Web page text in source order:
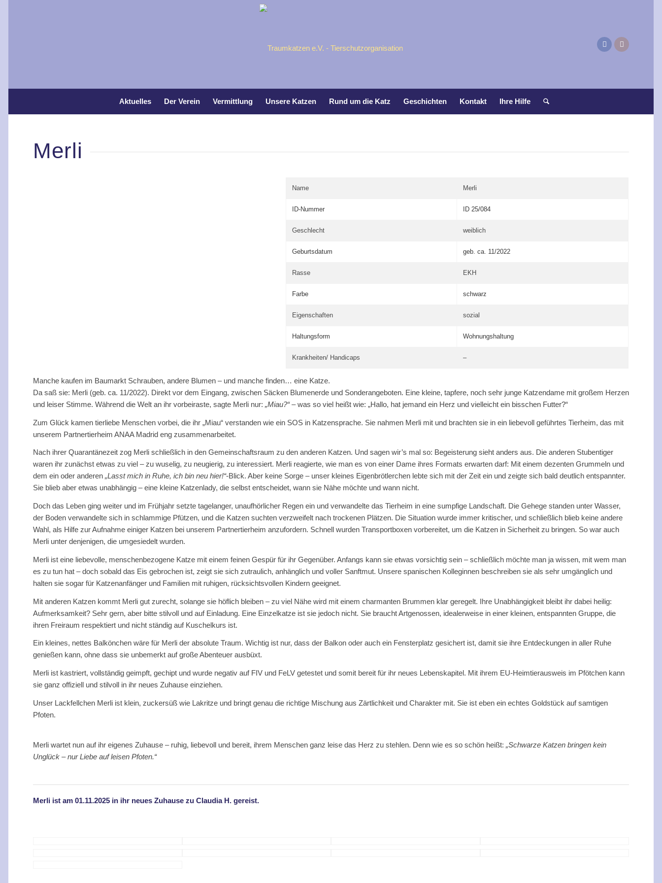
Aktuelles Der Verein Vermittlung Unsere Katzen Rund um die Katz Geschichten Kontakt Ihre Hilfe
Merli
Name Merli
ID-Nummer ID 25/084
Geschlecht weiblich
Geburtsdatum geb. ca. 11/2022
Rasse EKH
Farbe schwarz
Eigenschaften sozial
Haltungsform Wohnungshaltung
Krankheiten/ Handicaps –
Manche kaufen im Baumarkt Schrauben, andere Blumen – und manche finden… eine Katze.
Da saß sie: Merli (geb. ca. 11/2022). Direkt vor dem Eingang, zwischen Säcken Blumenerde und Sonderangeboten. Eine kleine, tapfere, noch sehr junge Katzendame mit großem Herzen
und leiser Stimme. Während die Welt an ihr vorbeiraste, sagte Merli nur: „Miau?“– was so viel heißt wie: „Hallo, hat jemand ein Herz und vielleicht ein bisschen Futter?“
Zum Glück kamen tierliebe Menschen vorbei, die ihr „Miau“ verstanden wie ein SOS in Katzensprache. Sie nahmen Merli mit und brachten sie in ein liebevoll geführtes Tierheim, das mit
unserem Partnertierheim ANAA Madrid eng zusammenarbeitet.
Nach ihrer Quarantänezeit zog Merli schließlich in den Gemeinschaftsraum zu den anderen Katzen. Und sagen wir’s mal so: Begeisterung sieht anders aus. Die anderen Stubentiger
waren ihr zunächst etwas zu viel – zu wuselig, zu neugierig, zu interessiert. Merli reagierte, wie man es von einer Dame ihres Formats erwarten darf: Mit einem dezenten Grummeln und
dem ein oder anderen „Lasst mich in Ruhe, ich bin neu hier!“-Blick. Aber keine Sorge – unser kleines Eigenbrötlerchen lebte sich mit der Zeit ein und zeigte sich bald deutlich entspannter.
Sie blieb aber etwas unabhängig – eine kleine Katzenlady, die selbst entscheidet, wann sie Nähe möchte und wann nicht.
Doch das Leben ging weiter und im Frühjahr setzte tagelanger, unaufhörlicher Regen ein und verwandelte das Tierheim in eine sumpfige Landschaft. Die Gehege standen unter Wasser,
der Boden verwandelte sich in schlammige Pfützen, und die Katzen suchten verzweifelt nach trockenen Plätzen. Die Situation wurde immer kritischer, und schließlich blieb keine andere
Wahl, als Hilfe zur Aufnahme einiger Katzen bei unserem Partnertierheim anzufordern. Schnell wurden Transportboxen vorbereitet, um die Katzen in Sicherheit zu bringen. So war auch
Merli unter denjenigen, die umgesiedelt wurden.
Merli ist eine liebevolle, menschenbezogene Katze mit einem feinen Gespür für ihr Gegenüber. Anfangs kann sie etwas vorsichtig sein – schließlich möchte man ja wissen, mit wem man
es zu tun hat – doch sobald das Eis gebrochen ist, zeigt sie sich zutraulich, anhänglich und voller Sanftmut. Unsere spanischen Kolleginnen beschreiben sie als sehr umgänglich und
halten sie sogar für Katzenanfänger und Familien mit ruhigen, rücksichtsvollen Kindern geeignet.
Mit anderen Katzen kommt Merli gut zurecht, solange sie höflich bleiben – zu viel Nähe wird mit einem charmanten Brummen klar geregelt. Ihre Unabhängigkeit bleibt ihr dabei heilig:
Aufmerksamkeit? Sehr gern, aber bitte stilvoll und auf Einladung. Eine Einzelkatze ist sie jedoch nicht. Sie braucht Artgenossen, idealerweise in einer kleinen, entspannten Gruppe, die
ihren Freiraum respektiert und nicht ständig auf Kuschelkurs ist.
Ein kleines, nettes Balkönchen wäre für Merli der absolute Traum. Wichtig ist nur, dass der Balkon oder auch ein Fensterplatz gesichert ist, damit sie ihre Entdeckungen in aller Ruhe
genießen kann, ohne dass sie unbemerkt auf große Abenteuer ausbüxt.
Merli ist kastriert, vollständig geimpft, gechipt und wurde negativ auf FIV und FeLV getestet und somit bereit für ihr neues Lebenskapitel. Mit ihrem EU-Heimtierausweis im Pfötchen kann
sie ganz offiziell und stilvoll in ihr neues Zuhause einziehen.
Unser Lackfellchen Merli ist klein, zuckersüß wie Lakritze und bringt genau die richtige Mischung aus Zärtlichkeit und Charakter mit. Sie ist eben ein echtes Goldstück auf samtigen
Pfoten.
Merli wartet nun auf ihr eigenes Zuhause – ruhig, liebevoll und bereit, ihrem Menschen ganz leise das Herz zu stehlen. Denn wie es so schön heißt: „Schwarze Katzen bringen kein
Unglück – nur Liebe auf leisen Pfoten.“
Merli ist am 01.11.2025 in ihr neues Zuhause zu Claudia H. gereist.